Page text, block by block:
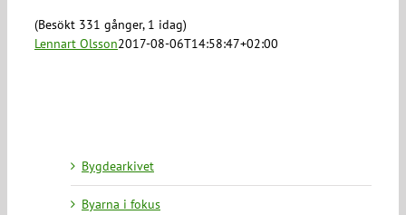
(Besökt 331 gånger, 1 idag)
Lennart Olsson2017-08-06T14:58:47+02:00
Bygdearkivet
Byarna i fokus